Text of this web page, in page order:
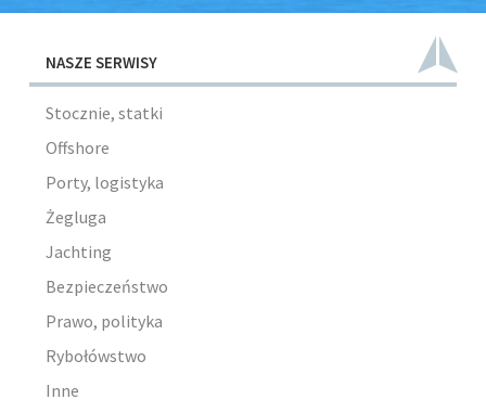
NASZE SERWISY
Stocznie, statki
Offshore
Porty, logistyka
Żegluga
Jachting
Bezpieczeństwo
Prawo, polityka
Rybołówstwo
Inne